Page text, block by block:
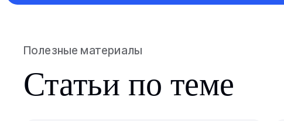
Полезные материалы
Статьи по теме